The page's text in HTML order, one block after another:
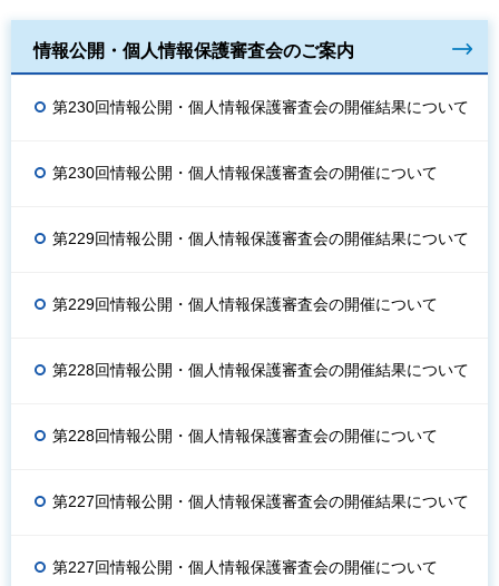
情報公開・個人情報保護審査会のご案内
第230回情報公開・個人情報保護審査会の開催結果について
第230回情報公開・個人情報保護審査会の開催について
第229回情報公開・個人情報保護審査会の開催結果について
第229回情報公開・個人情報保護審査会の開催について
第228回情報公開・個人情報保護審査会の開催結果について
第228回情報公開・個人情報保護審査会の開催について
第227回情報公開・個人情報保護審査会の開催結果について
第227回情報公開・個人情報保護審査会の開催について